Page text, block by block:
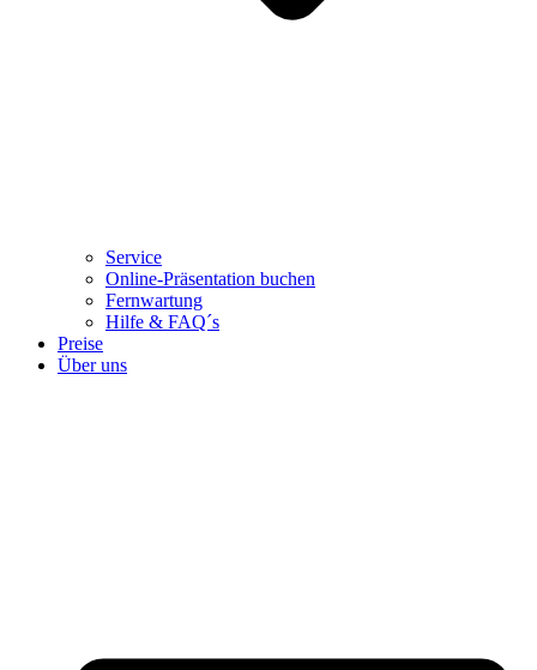
Service
Online-Präsentation buchen
Fernwartung
Hilfe & FAQ´s
Preise
Über uns